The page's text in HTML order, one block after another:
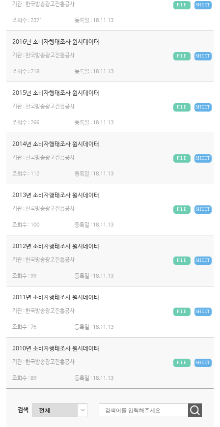
기관 : 한국방송광고진흥공사 SHEET
FILE
조회수 :2371 등록일 : 18.11.13
2016년 소비자행태조사 원시데이터
기관 : 한국방송광고진흥공사 SHEET
FILE
조회수 :218 등록일 : 18.11.13
2015년 소비자행태조사 원시데이터
기관 : 한국방송광고진흥공사 SHEET
FILE
조회수 :266 등록일 : 18.11.13
2014년 소비자행태조사 원시데이터
기관 : 한국방송광고진흥공사 SHEET
FILE
조회수 : 112 등록일 : 18.11.13
2013년 소비자행태조사 원시데이터
기관 : 한국방송광고진흥공사 SHEET
FILE
조회수 : 100 등록일 : 18.11.13
2012년 소비자행태조사 원시데이터
기관 : 한국방송광고진흥공사 SHEET
FILE
조회수 :99 등록일 : 18.11.13
2011년 소비자행태조사 원시데이터
기관 : 한국방송광고진흥공사 SHEET
FILE
조회수 :76 등록일 : 18.11.13
2010년 소비자행태조사 원시데이터
기관 : 한국방송광고진흥공사 SHEET
FILE
조회수 :89 등록일 : 18.11.13
검색